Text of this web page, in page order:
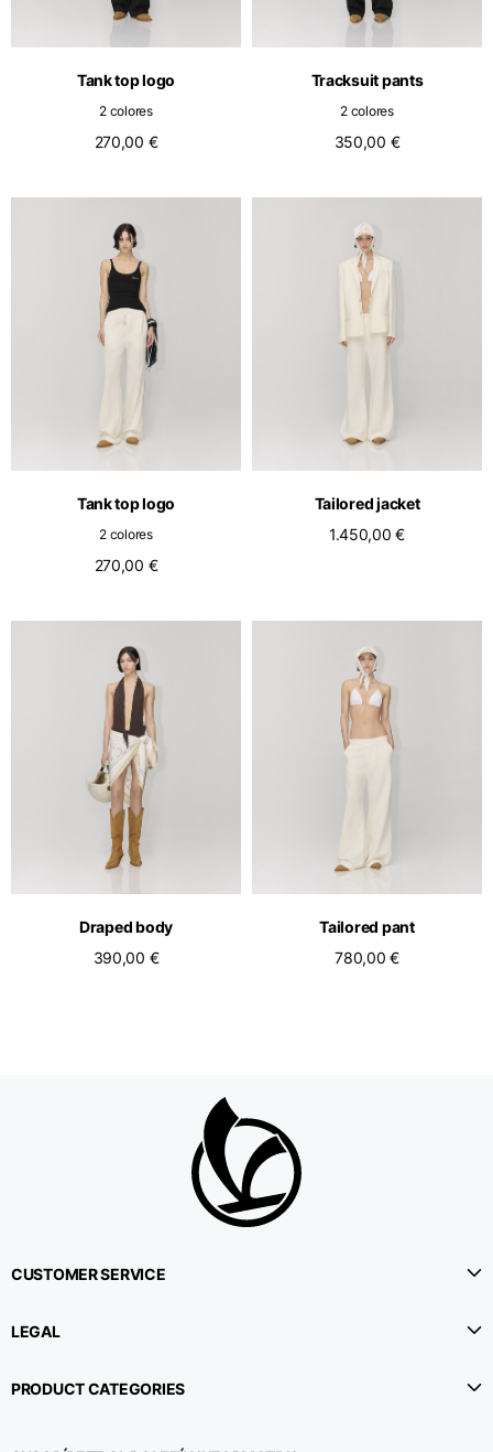
Tank top logo
2 colores
270,00 €
Tracksuit pants
2 colores
350,00 €
Tank top logo
2 colores
270,00 €
Tailored jacket
1.450,00 €
Draped body
390,00 €
Tailored pant
780,00 €
CUSTOMER SERVICE
LEGAL
PRODUCT CATEGORIES